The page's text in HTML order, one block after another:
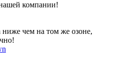
компании!
чем на том же озоне,